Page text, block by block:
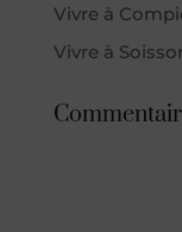
Vivre à
Vivre à